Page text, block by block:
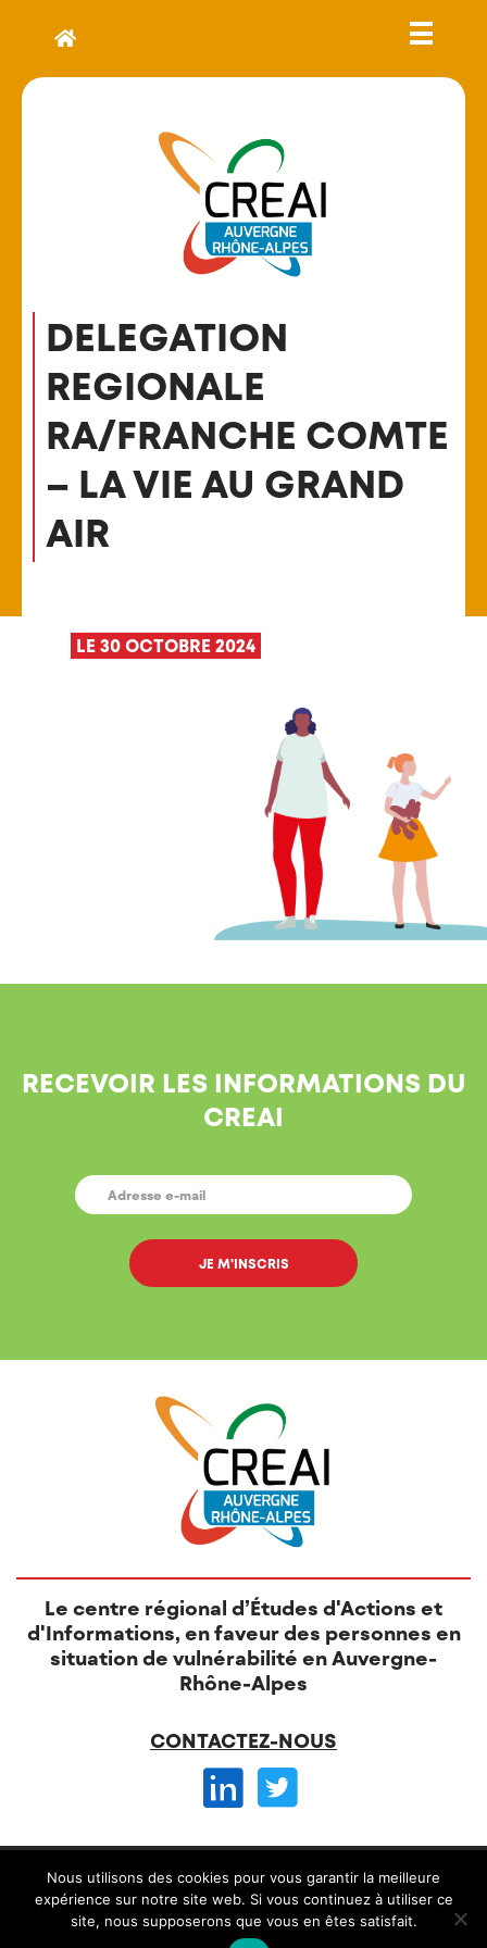
DELEGATION
REGIONALE
RA/FRANCHE COMTE
– LA VIE AU GRAND
AIR
LE 30 OCTOBRE 2024
RECEVOIR LES INFORMATIONS DU
CREAI
E-
MAIL *
Le centre régional d’Études d'Actions et
d'Informations, en faveur des personnes en
situation de vulnérabilité en Auvergne-
Rhône-Alpes
CONTACTEZ-NOUS
© CREAI 2026 -
Mentions légales
CGV et règlement intérieur
Nous utilisons des cookies pour vous garantir la meilleure
expérience sur notre site web. Si vous continuez à utiliser ce
site, nous supposerons que vous en êtes satisfait.